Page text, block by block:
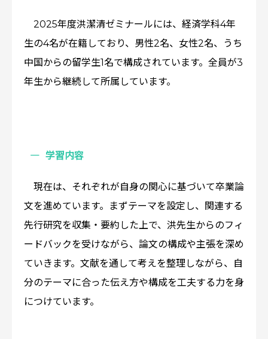
2025年度洪潔清ゼミナールには、経済学科4年
生の4名が在籍しており、男性2名、女性2名、うち
中国からの留学生1名で構成されています。全員が3
年生から継続して所属しています。
学習内容
現在は、それぞれが自身の関心に基づいて卒業論
文を進めています。まずテーマを設定し、関連する
先行研究を収集・要約した上で、洪先生からのフィ
ードバックを受けながら、論文の構成や主張を深め
ていきます。文献を通して考えを整理しながら、自
分のテーマに合った伝え方や構成を工夫する力を身
につけています。